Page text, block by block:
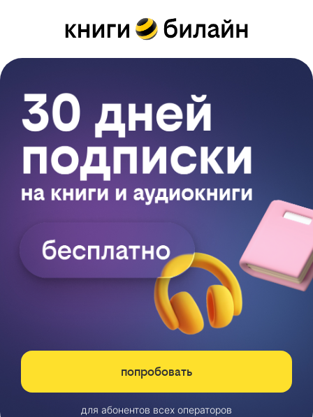
попробовать
для абонентов всех операторов